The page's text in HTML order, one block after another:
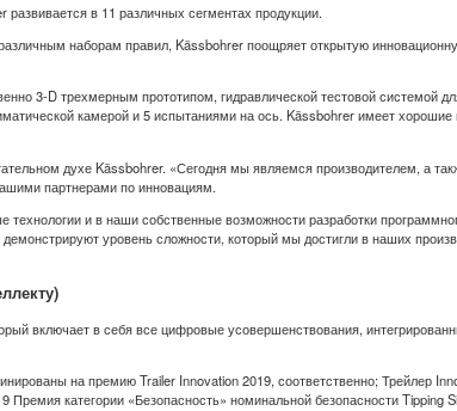
в 11 различных сегментах продукции.
наборам правил, Kässbohrer поощряет открытую
3-D трехмерным прототипом, гидравлической тестовой системой
камерой и 5 испытаниями на ось. Kässbohrer имеет
духе Kässbohrer. «Сегодня мы являемся производителем, а
партнерами по инновациям.
и в наши собственные возможности разработки
уровень сложности, который мы достигли в наших
включает в себя все цифровые усовершенствования,
на премию Trailer Innovation 2019, соответственно; Трейлер
категории «Безопасность» номинальной безопасности Tipping